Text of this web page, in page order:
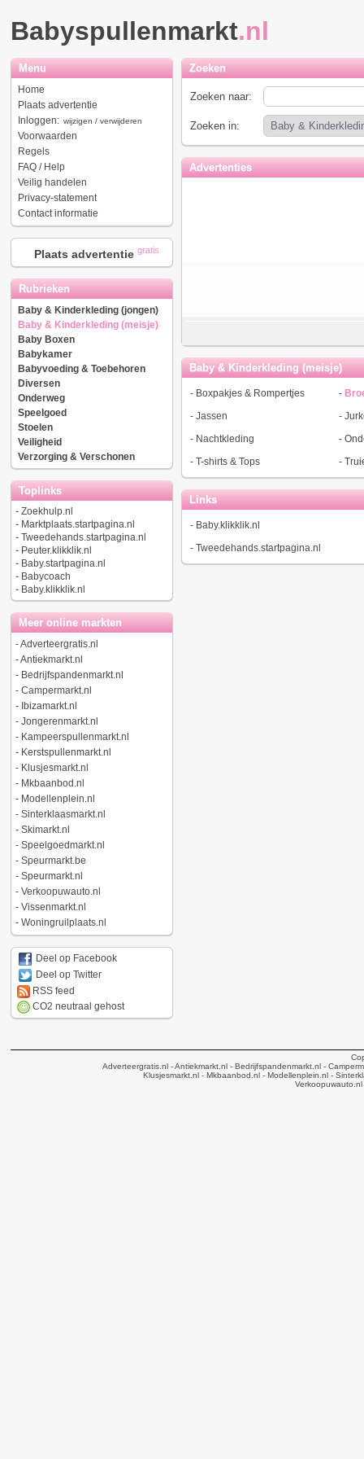
Babyspullenmarkt.nl
Menu
Home
Plaats advertentie
Inloggen: wijzigen / verwijderen
Voorwaarden
Regels
FAQ / Help
Veilig handelen
Privacy-statement
Contact informatie
Plaats advertentie gratis
Rubrieken
Baby & Kinderkleding (jongen)
Baby & Kinderkleding (meisje)
Baby Boxen
Babykamer
Babyvoeding & Toebehoren
Diversen
Onderweg
Speelgoed
Stoelen
Veiligheid
Verzorging & Verschonen
Toplinks
- Zoekhulp.nl
- Marktplaats.startpagina.nl
- Tweedehands.startpagina.nl
- Peuter.klikklik.nl
- Baby.startpagina.nl
- Babycoach
- Baby.klikklik.nl
Meer online markten
-Adverteergratis.nl
-Antiekmarkt.nl
- Bedrijfspandenmarkt.nl
- Campermarkt.nl
- Ibizamarkt.nl
- Jongerenmarkt.nl
- Kampeerspullenmarkt.nl
- Kerstspullenmarkt.nl
- Klusjesmarkt.nl
- Mkbaanbod.nl
- Modellenplein.nl
- Sinterklaasmarkt.nl
- Skimarkt.nl
- Speelgoedmarkt.nl
- Speurmarkt.be
- Speurmarkt.nl
- Verkoopuwauto.nl
- Vissenmarkt.nl
- Woningruilplaats.nl
Deel op Facebook
Deel op Twitter
RSS feed
CO2 neutraal gehost
Zoeken
Zoeken naar:
Zoeken in:
Advertenties
Baby & Kinderkleding (meisje)
- Boxpakjes & Rompertjes -
- Jassen -
- Nachtkleding -
- T-shirts & Tops -
Links
- Baby.klikklik.nl
- Tweedehands.startpagina.nl
Adverteergratis.nl - Antiekmarkt.nl - Bedrijfspandenmarkt.nl -
Klusjesmarkt.nl- Mkbaanbod.nl- Modellenplein.nl-
Verkoopuwauto.nl